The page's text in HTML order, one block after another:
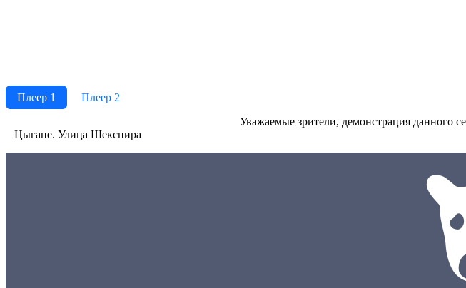
Плеер 1
Плеер 2
Ува­жае­мые зри­те­ли, де­мон­ст­ра­ция дан­но­го
Цыгане. Улица Шекспира